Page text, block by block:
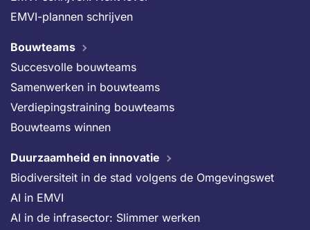
EMVI-plannen schrijven
Bouwteams
Succesvolle bouwteams
Samenwerken in bouwteams
Verdiepingstraining bouwteams
Bouwteams winnen
Duurzaamheid en innovatie
Biodiversiteit in de stad volgens de Omgevingswet
AI in EMVI
AI in de infrasector: Slimmer werken